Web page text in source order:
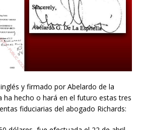
y firmado por Abelardo de la
ha hecho o hará en el futuro estas tres
fiduciarias del abogado Richards: